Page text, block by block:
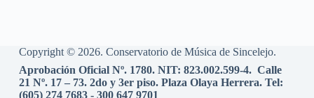
Copyright © 2026. Conservatorio de Música de Sincelejo.
Aprobación Oficial Nº. 1780. NIT: 823.002.599-4. Calle
21 Nº. 17 – 73. 2do y 3er piso. Plaza Olaya Herrera. Tel:
(605) 274 7683 - 300 647 9701